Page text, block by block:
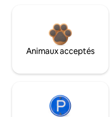
Animaux acceptés